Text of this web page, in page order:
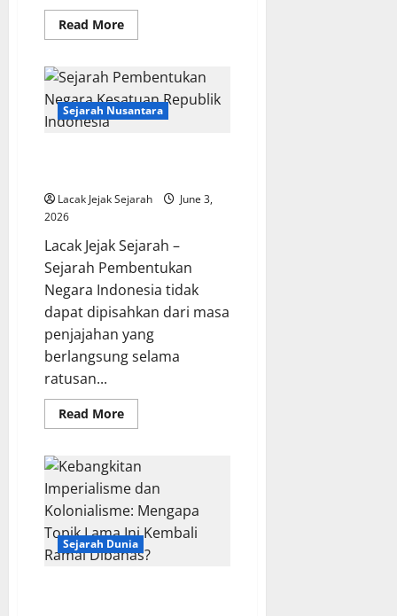
Read MoreRead
more
tentang
Thor
dan
Hammer-
nya
Sejarah Nusantara
Lacak Jejak Sejarah
June 3,
2026
Lacak Jejak Sejarah –
Sejarah Pembentukan
Negara Indonesia tidak
dapat dipisahkan dari masa
penjajahan yang
berlangsung selama
ratusan...
Read MoreRead
more
Pembentukan
Negara
Kesatuan
Republik
Indonesia
Sejarah Dunia